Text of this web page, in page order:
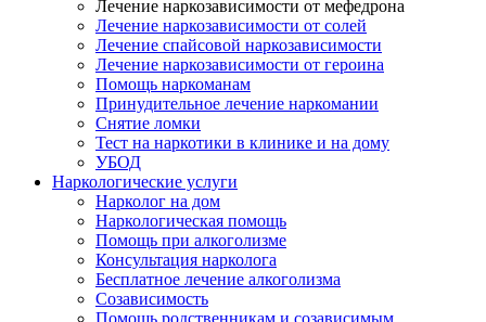
Лечение наркозависимости от мефедрона
Лечение наркозависимости от солей
Лечение спайсовой наркозависимости
Лечение наркозависимости от героина
Помощь наркоманам
Принудительное лечение наркомании
Снятие ломки
Тест на наркотики в клинике и на дому
УБОД
Наркологические услуги
Нарколог на дом
Наркологическая помощь
Помощь при алкоголизме
Консультация нарколога
Бесплатное лечение алкоголизма
Созависимость
Помощь родственникам и созависимым